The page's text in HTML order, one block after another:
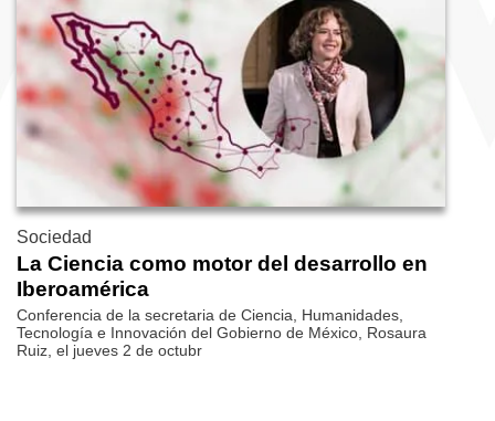
Sociedad
La Ciencia como motor del desarrollo en
Iberoamérica
Conferencia de la secretaria de Ciencia, Humanidades,
Tecnología e Innovación del Gobierno de México, Rosaura
Ruiz, el jueves 2 de octubr